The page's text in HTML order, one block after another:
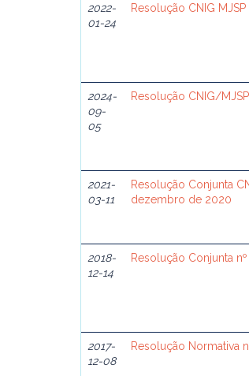
2022-
01-24
Resolução CNIG
2024-
09-
05
Resolução CNIG/
2021-
03-11
Resolução Conjunta
dezembro de 2020
2018-
12-14
Resolução Conjunta
2017-
12-08
Resolução Normativa